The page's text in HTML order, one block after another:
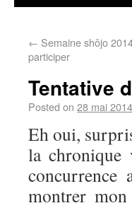
← Semaine shôjo
participer
Tentative
Posted on 28 mai 2014
Eh oui,
la chronique
concurrence
montrer